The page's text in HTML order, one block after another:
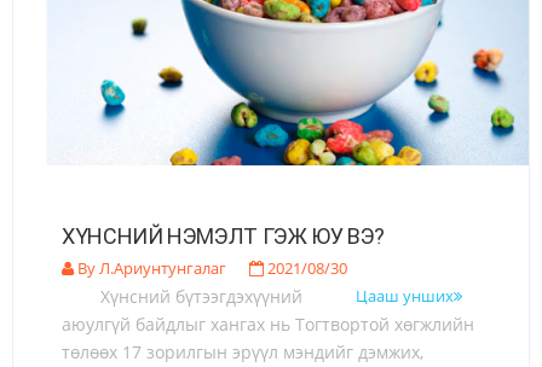
ХҮНСНИЙ НЭМЭЛТ ГЭЖ ЮУ ВЭ?
By Л.Ариунтунгалаг
2021/08/30
Цааш унших
Хүнсний бүтээгдэхүүний
аюулгүй байдлыг хангах нь Тогтвортой хөгжлийн
төлөөх 17 зорилгын эрүүл мэндийг дэмжих,